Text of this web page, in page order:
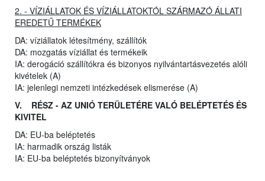
2. - VÍZIÁLLATOK ÉS VÍZIÁLLATOKTÓL SZÁRMAZÓ ÁLLATI
EREDETŰ TERMÉKEK
DA: víziállatok létesítmény, szállítók
DA: mozgatás víziállat és termékeik
IA: derogáció szállítókra és bizonyos nyilvántartásvezetés alóli
kivételek (A)
IA: jelenlegi nemzeti intézkedések elismerése (A)
V. RÉSZ - AZ UNIÓ TERÜLETÉRE VALÓ BELÉPTETÉS ÉS
KIVITEL
DA: EU-ba beléptetés
IA: harmadik ország listák
IA: EU-ba beléptetés bizonyítványok